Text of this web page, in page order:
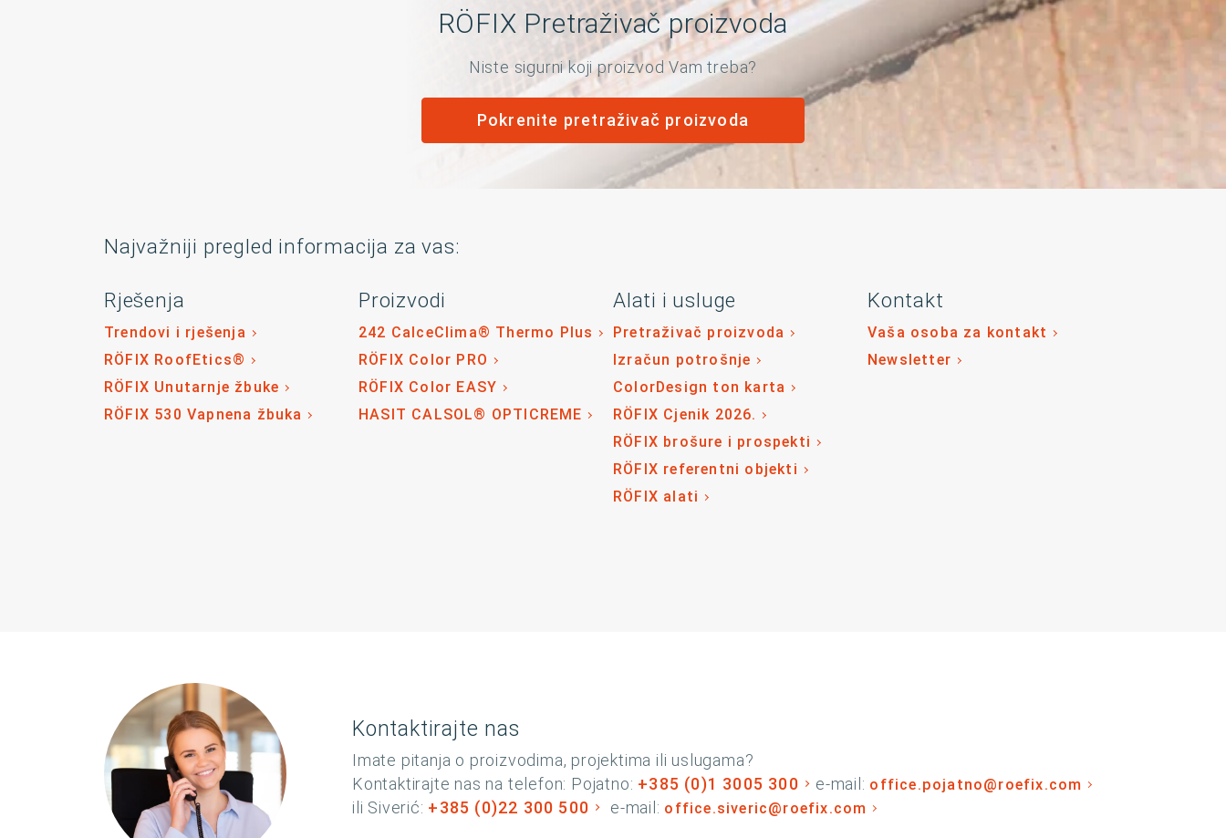
RÖFIX Pretraživač proizvoda
Niste sigurni koji proizvod Vam treba?
Pokrenite pretraživač proizvoda
Najvažniji pregled informacija za vas:
Rješenja
Trendovi i rješenja
RÖFIX RoofEtics®
RÖFIX Unutarnje žbuke
RÖFIX 530 Vapnena žbuka
Proizvodi
242 CalceClima® Thermo Plus
RÖFIX Color PRO
RÖFIX Color EASY
HASIT CALSOL® OPTICREME
Alati i usluge
Pretraživač proizvoda
Izračun potrošnje
ColorDesign ton karta
RÖFIX Cjenik 2026.
RÖFIX brošure i prospekti
RÖFIX referentni objekti
RÖFIX alati
Kontakt
Vaša osoba za kontakt
Newsletter
Kontaktirajte nas
Imate pitanja o proizvodima, projektima ili uslugama?
Kontaktirajte nas na telefon: Pojatno: +385 (0)1 3005 300 e-mail: office.pojatno@roefix.com
ili Siverić: +385 (0)22 300 500 e-mail: office.siveric@roefix.com